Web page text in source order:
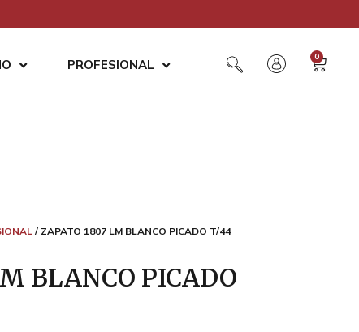
PROFESIONAL
0
/ ZAPATO 1807 LM BLANCO PICADO T/44
BLANCO PICADO